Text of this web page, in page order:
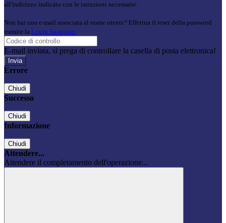
all'indirizzo indicato con le istruzioni necessarie.
Non hai una e-mail associata al nome utente? Effettua il reset della password
tramite la Login Spaggiari
E-mail inviata, si prega di controllare la casella di posta elettronica!
Errore
Chiudi
Successo
Chiudi
Informazione
Chiudi
Attendere...
Attendere il completamento dell'operazione...